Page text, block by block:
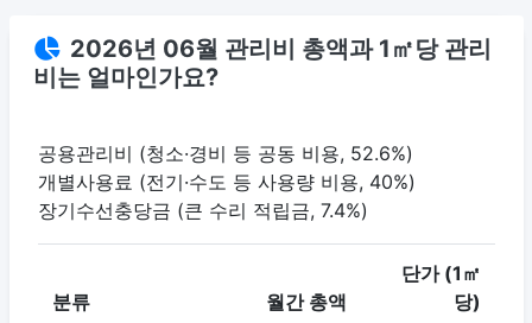
2026년 06월 관리비 총액과 1㎡당 관리
비는 얼마인가요?
공용관리비 (청소·경비 등 공동 비용, 52.6%)
개별사용료 (전기·수도 등 사용량 비용, 40%)
장기수선충당금 (큰 수리 적립금, 7.4%)
분류 월간 총액
단가 (1㎡
당)